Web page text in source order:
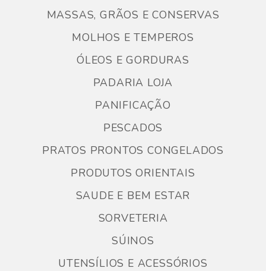
MASSAS, GRÃOS E CONSERVAS
MOLHOS E TEMPEROS
ÓLEOS E GORDURAS
PADARIA LOJA
PANIFICAÇÃO
PESCADOS
PRATOS PRONTOS CONGELADOS
PRODUTOS ORIENTAIS
SAUDE E BEM ESTAR
SORVETERIA
SÚINOS
UTENSÍLIOS E ACESSÓRIOS